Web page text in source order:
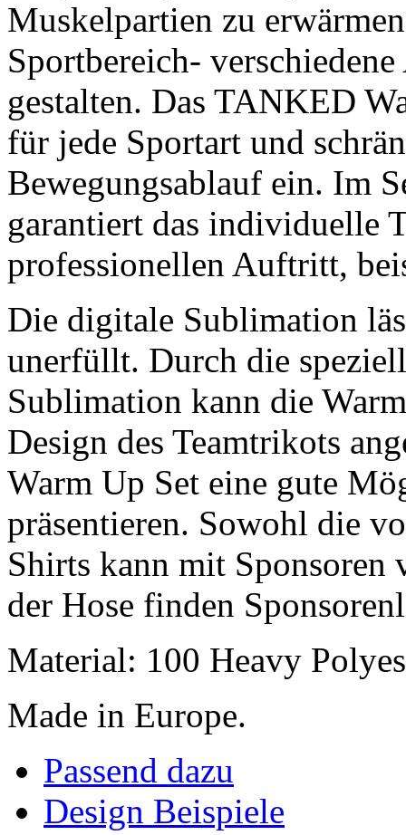
Muskelpartien zu
Sportbereich-
gestalten. Das TANKED
für jede Sportart und
Bewegungsablauf ein. Im
garantiert das individuelle
professionellen Auftritt,
Die digitale Sublimation
unerfüllt. Durch die
Sublimation kann die
Design des Teamtrikots
Warm Up Set eine gute
präsentieren. Sowohl die
Shirts kann mit Sponsoren
der Hose finden
Material: 100 Heavy
Made in Europe.
Passend dazu
Design Beispiele